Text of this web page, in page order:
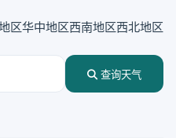
区华中地区西南地区西北地区
查询天气